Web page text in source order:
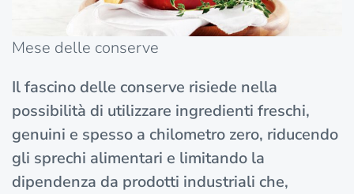
Mese delle conserve
Il fascino delle conserve risiede nella
possibilità di utilizzare ingredienti freschi,
genuini e spesso a chilometro zero, riducendo
gli sprechi alimentari e limitando la
dipendenza da prodotti industriali che,